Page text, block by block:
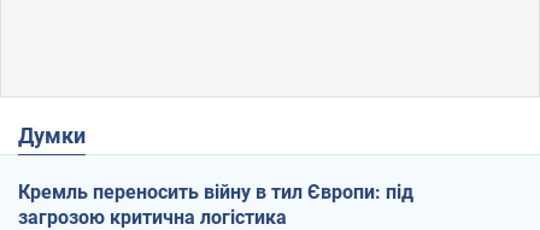
Думки
Кремль переносить війну в тил Європи: під
загрозою критична логістика